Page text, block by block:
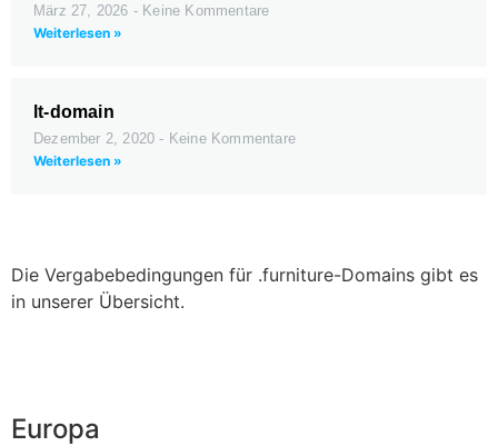
März 27, 2026
Keine Kommentare
Weiterlesen »
lt-domain
Dezember 2, 2020
Keine Kommentare
Weiterlesen »
Die Vergabebedingungen für .furniture-Domains gibt es
in unserer Übersicht.
Europa